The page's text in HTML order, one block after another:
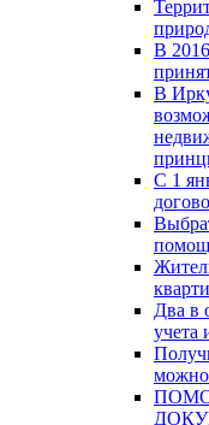
В
В
C 1
Два в
учета
можно